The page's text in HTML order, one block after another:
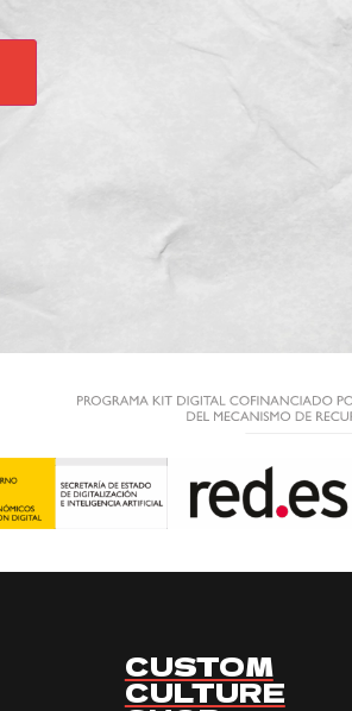
CUSTOM
CULTURE